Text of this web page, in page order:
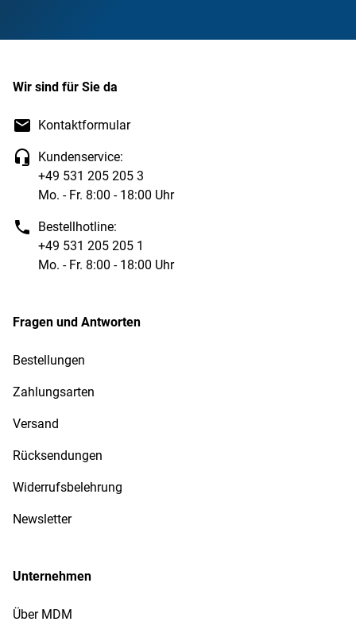
Wir sind für Sie da
Kontaktformular
Kundenservice:
+49 531 205 205 3
Mo. - Fr. 8:00 - 18:00 Uhr
Bestellhotline:
+49 531 205 205 1
Mo. - Fr. 8:00 - 18:00 Uhr
Fragen und Antworten
Bestellungen
Zahlungsarten
Versand
Rücksendungen
Widerrufsbelehrung
Newsletter
Unternehmen
Über MDM